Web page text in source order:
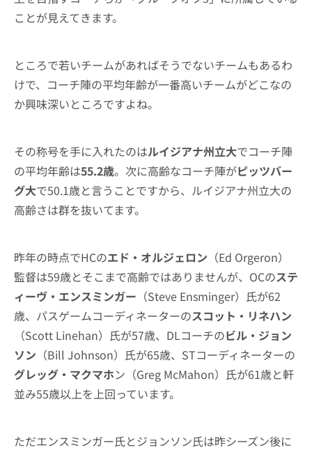
ことが見えてきます。
ところで若いチームがあればそうでないチームもあるわ
けで、コーチ陣の平均年齢が一番高いチームがどこなの
か興味深いところですよね。
その称号を手に入れたのはルイジアナ州立大でコーチ陣
の平均年齢は55.2歳。次に高齢なコーチ陣がピッツバー
グ大で50.1歳と言うことですから、ルイジアナ州立大の
高齢さは群を抜いてます。
昨年の時点でHCのエド・オルジェロン （Ed Orgeron）
監督は59歳とそこまで高齢ではありませんが、OCのステ
ィーヴ・エンスミンガー （Steve Ensminger）氏が62
歳、パスゲームコーディネーターのスコット・リネハン
（Scott Linehan）氏が57歳、DLコーチのビル・ジョン
ソン （Bill Johnson）氏が65歳、STコーディネーターの
グレッグ・マクマホン（Greg McMahon）氏が61歳と軒
並み55歳以上を上回っています。
ただエンスミンガー氏とジョンソン氏は昨シーズン後に